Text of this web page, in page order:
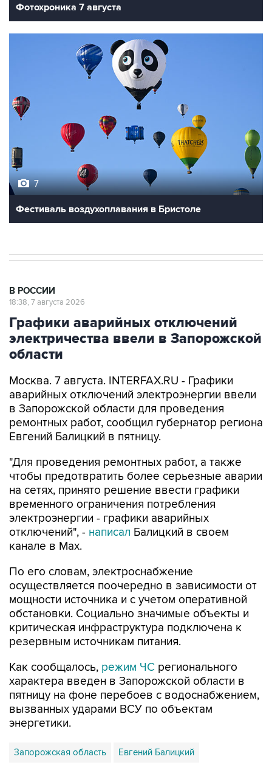
Фотохроника 7 августа
7
Фестиваль воздухоплавания в Бристоле
В РОССИИ
18:38, 7 августа 2026
Графики аварийных отключений
электричества ввели в Запорожской
области
Москва. 7 августа. INTERFAX.RU - Графики
аварийных отключений электроэнергии ввели
в Запорожской области для проведения
ремонтных работ, сообщил губернатор региона
Евгений Балицкий в пятницу.
"Для проведения ремонтных работ, а также
чтобы предотвратить более серьезные аварии
на сетях, принято решение ввести графики
временного ограничения потребления
электроэнергии - графики аварийных
отключений", - написал Балицкий в своем
канале в Max.
По его словам, электроснабжение
осуществляется поочередно в зависимости от
мощности источника и с учетом оперативной
обстановки. Социально значимые объекты и
критическая инфраструктура подключена к
резервным источникам питания.
Как сообщалось, режим ЧС регионального
характера введен в Запорожской области в
пятницу на фоне перебоев с водоснабжением,
вызванных ударами ВСУ по объектам
энергетики.
Запорожская область Евгений Балицкий